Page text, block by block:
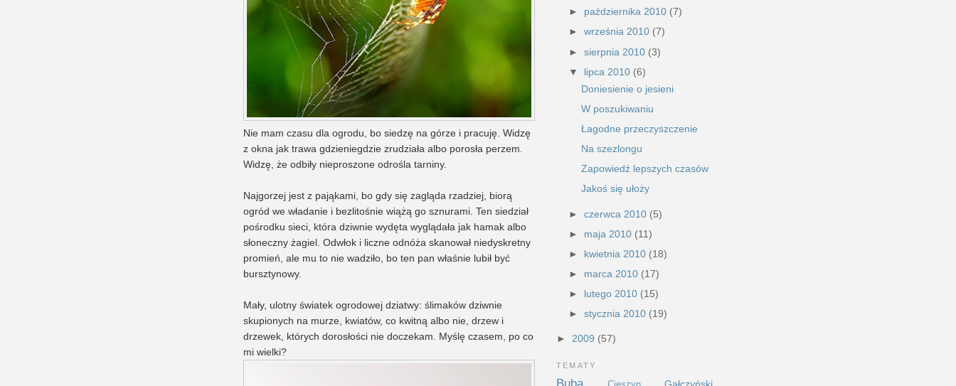
Nie mam czasu dla ogrodu, bo siedzę na górze i pracuję. Widzę
z okna jak trawa gdzieniegdzie zrudziała albo porosła perzem.
Widzę, że odbiły nieproszone odrośla tarniny.
Najgorzej jest z pająkami, bo gdy się zagląda rzadziej, biorą
ogród we władanie i bezlitośnie wiążą go sznurami. Ten siedział
pośrodku sieci, która dziwnie wydęta wyglądała jak hamak albo
słoneczny żagiel. Odwłok i liczne odnóża skanował niedyskretny
promień, ale mu to nie wadziło, bo ten pan właśnie lubił być
bursztynowy.
Mały, ulotny światek ogrodowej dziatwy: ślimaków dziwnie
skupionych na murze, kwiatów, co kwitną albo nie, drzew i
drzewek, których dorosłości nie doczekam. Myślę czasem, po co
mi wielki?
► października 2010 (7)
► września 2010 (7)
► sierpnia 2010 (3)
▼ lipca 2010 (6)
Doniesienie o jesieni
W poszukiwaniu
Łagodne przeczyszczenie
Na szezlongu
Zapowiedź lepszych czasów
Jakoś się ułoży
► czerwca 2010 (5)
► maja 2010 (11)
► kwietnia 2010 (18)
► marca 2010 (17)
► lutego 2010 (15)
► stycznia 2010 (19)
► 2009 (57)
TEMATY